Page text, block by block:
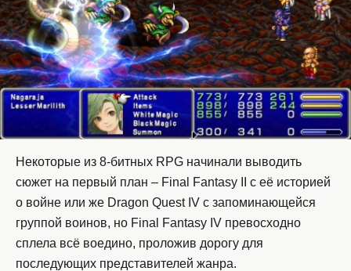
Некоторые из 8-битных RPG начинали выводить
сюжет на первый план – Final Fantasy II с её историей
о войне или же Dragon Quest IV с запоминающейся
группой воинов, но Final Fantasy IV превосходно
сплела всё воедино, проложив дорогу для
последующих представителей жанра.